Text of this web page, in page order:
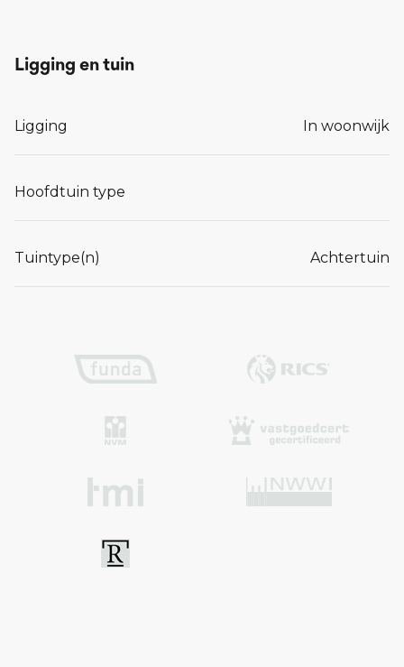
Ligging en tuin
Ligging In woonwijk
Hoofdtuin type
Tuintype(n) Achtertuin